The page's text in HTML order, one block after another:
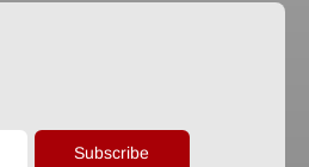
Subscribe